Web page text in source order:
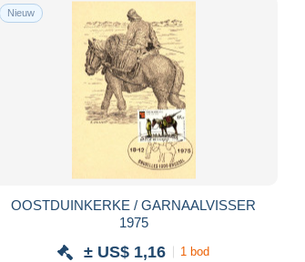
Nieuw
OOSTDUINKERKE / GARNAALVISSER
1975
± US$ 1,16 1 bod